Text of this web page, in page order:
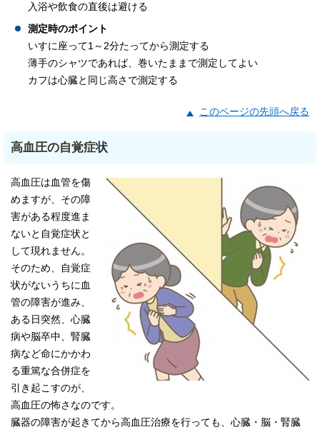
入浴や飲食の直後は避ける
測定時のポイント
いすに座って1～2分たってから測定する
薄手のシャツであれば、巻いたままで測定してよい
カフは心臓と同じ高さで測定する
このページの先頭へ戻る
高血圧の自覚症状
高血圧は血管を傷
めますが、その障
害がある程度進ま
ないと自覚症状と
して現れません。
そのため、自覚症
状がないうちに血
管の障害が進み、
ある日突然、心臓
病や脳卒中、腎臓
病など命にかかわ
る重篤な合併症を
引き起こすのが、
高血圧の怖さなのです。
臓器の障害が起きてから高血圧治療を行っても、心臓・脳・腎臓